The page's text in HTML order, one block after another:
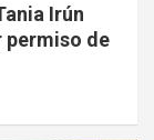
Irún
de